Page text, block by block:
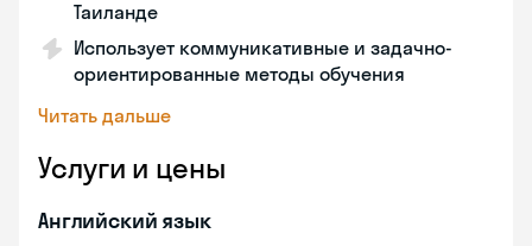
Таиланде
Использует коммуникативные и задачно-
ориентированные методы обучения
Читать дальше
Услуги и цены
Английский язык